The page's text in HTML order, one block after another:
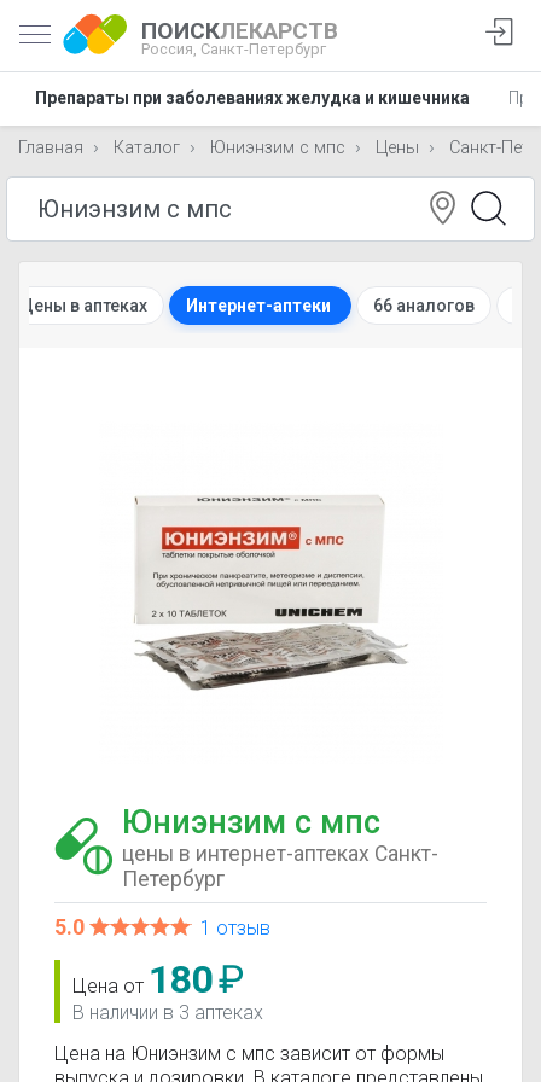
ПОИСКЛЕКАРСТВ
Россия, Санкт-Петербург
Препараты при заболеваниях желудка и кишечника
Главная Каталог Юниэнзим с мпс Цены Санкт-
Цены в аптеках Интернет-аптеки 66 аналогов
Юниэнзим с мпс
цены в интернет-аптеках Санкт-
Петербург
5.0 1 отзыв
Цена от 180₽
В наличии в 3 аптеках
Цена на Юниэнзим с мпс зависит от формы